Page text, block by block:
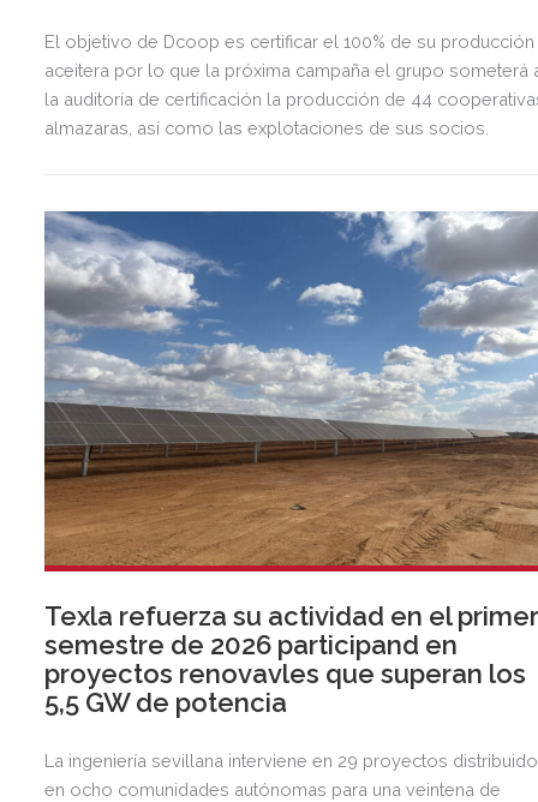
El objetivo de Dcoop es certificar el 100% de su producción
aceitera por lo que la próxima campaña el grupo someterá
la auditoría de certificación la producción de 44
almazaras, así como las explotaciones de sus socios.
Texla refuerza su actividad en el
semestre de 2026 participand en
proyectos renovavles que superan los
5,5 GW de potencia
La ingeniería sevillana interviene en 29 proyectos
en ocho comunidades autónomas para una veintena de